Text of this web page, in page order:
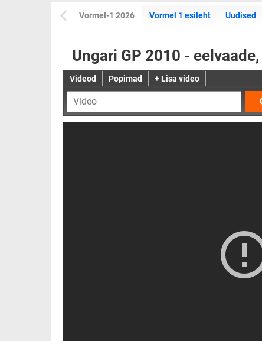
Vormel-1 2026 Vormel 1 esileht Uudised
Ungari GP 2010 -
Videod Popimad + Lisa video